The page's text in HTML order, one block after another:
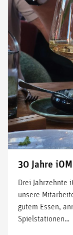
30 Jahre
Drei Jahrzehnte
unsere
gutem Essen,
Spielstationen…